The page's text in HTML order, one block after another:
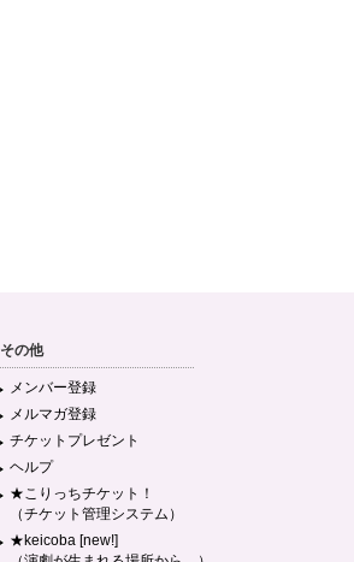
その他
メンバー登録
メルマガ登録
チケットプレゼント
ヘルプ
★こりっちチケット！
（チケット管理システム）
★keicoba [new!]